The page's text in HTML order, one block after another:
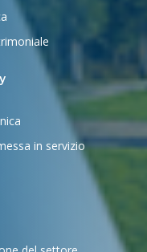
in servizio